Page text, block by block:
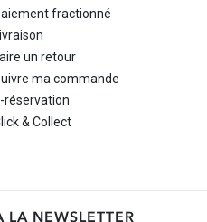
fractionné
un retour
ma commande
réservation
& Collect
LA NEWSLETTER